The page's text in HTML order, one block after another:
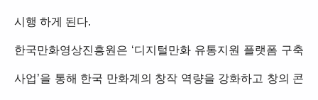
시행 하게 된다.
한국만화영상진흥원은 ‘디지털만화 유통지원 플랫폼 구축
사업’을 통해 한국 만화계의 창작 역량을 강화하고 창의 콘